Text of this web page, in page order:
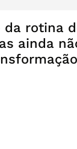
da rotina
ainda